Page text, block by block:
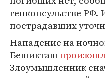
генконсульстве
пострадавших
Нападение на
Бешикташ
Злоумышленник